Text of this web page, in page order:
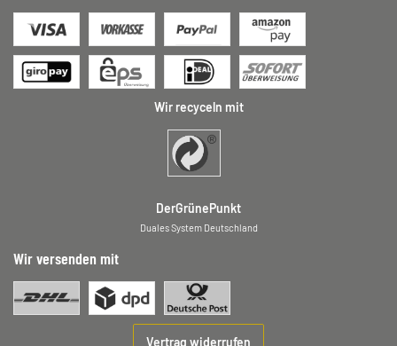
Wir recyceln mit
DerGrünePunkt
Duales System Deutschland
Wir versenden mit
Vertrag widerrufen